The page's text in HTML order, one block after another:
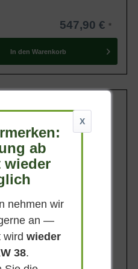
547,90 €
In den Warenkorb
20 StU m. Db.
210 cm
Gesamthöhe
370 cm
Spalierhöhe
160 cm
Spalierbreite
160 cm
Lieferbar ab KW43
X
ab
wieder
nehmen wir
an —
wirdwieder
38.